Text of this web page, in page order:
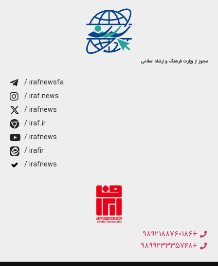
مجوز از وزارت فرهنگ و ارشاد اسلامی
/ irafnewsfa
/ iraf.news
/ irafnews
/ iraf.ir
/ irafnews
/ irafir
/ irafnews
+۹۸۹۲۱۸۸۷۶۰۱۸۶
+۹۸۹۹۲۳۳۳۵۷۴۸